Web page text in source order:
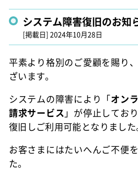
システム障害復旧のお知
[掲載日] 2024年10月28日
平素より格別のご愛顧を賜り
ざいます。
システムの障害により「オン
請求サービス 」が停止してお
復旧しご利用可能となりました
お客さまにはたいへんご不便
た。